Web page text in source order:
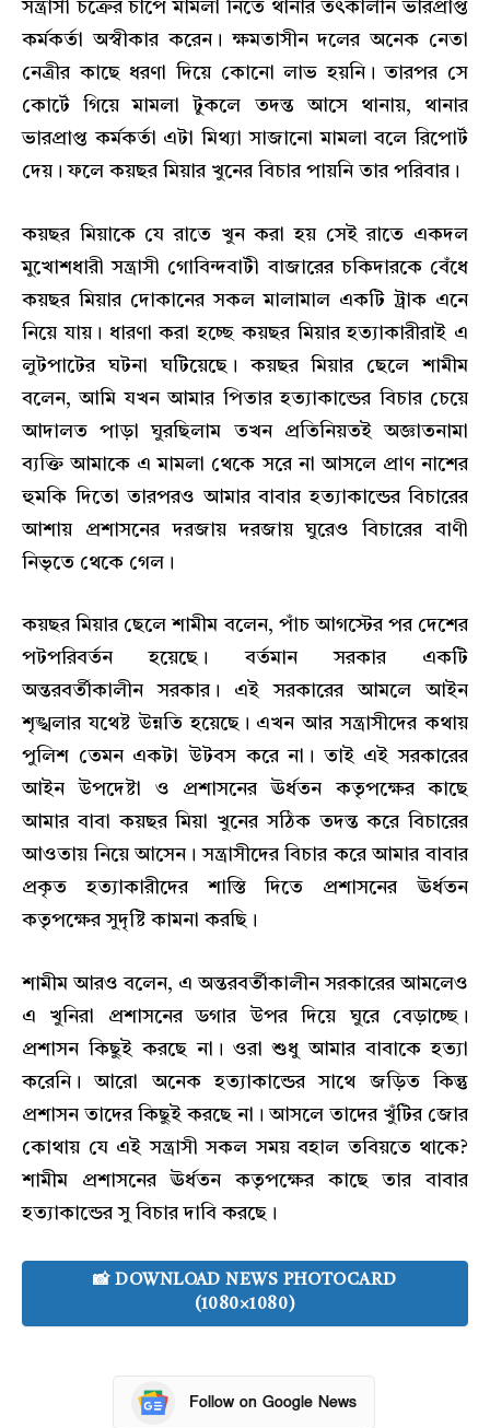
সন্ত্রাসী চক্রের চাপে মামলা নিতে থানার তৎকালীন ভারপ্রাপ্ত
কর্মকর্তা অস্বীকার করেন। ক্ষমতাসীন দলের অনেক নেতা
নেত্রীর কাছে ধরণা দিয়ে কোনো লাভ হয়নি। তারপর সে
কোর্টে গিয়ে মামলা টুকলে তদন্ত আসে থানায়, থানার
ভারপ্রাপ্ত কর্মকর্তা এটা মিথ্যা সাজানো মামলা বলে রিপোর্ট
দেয়। ফলে কয়ছর মিয়ার খুনের বিচার পায়নি তার পরিবার।
কয়ছর মিয়াকে যে রাতে খুন করা হয় সেই রাতে একদল
মুখোশধারী সন্ত্রাসী গোবিন্দবাটী বাজারের চকিদারকে বেঁধে
কয়ছর মিয়ার দোকানের সকল মালামাল একটি ট্রাক এনে
নিয়ে যায়। ধারণা করা হচ্ছে কয়ছর মিয়ার হত্যাকারীরাই এ
লুটপাটের ঘটনা ঘটিয়েছে। কয়ছর মিয়ার ছেলে শামীম
বলেন, আমি যখন আমার পিতার হত্যাকান্ডের বিচার চেয়ে
আদালত পাড়া ঘুরছিলাম তখন প্রতিনিয়তই অজ্ঞাতনামা
ব্যক্তি আমাকে এ মামলা থেকে সরে না আসলে প্রাণ নাশের
হুমকি দিতো তারপরও আমার বাবার হত্যাকান্ডের বিচারের
আশায় প্রশাসনের দরজায় দরজায় ঘুরেও বিচারের বাণী
নিভৃতে থেকে গেল।
কয়ছর মিয়ার ছেলে শামীম বলেন, পাঁচ আগস্টের পর দেশের
পটপরিবর্তন হয়েছে। বর্তমান সরকার একটি
অন্তরবর্তীকালীন সরকার। এই সরকারের আমলে আইন
শৃঙ্খলার যথেষ্ট উন্নতি হয়েছে। এখন আর সন্ত্রাসীদের কথায়
পুলিশ তেমন একটা উটবস করে না। তাই এই সরকারের
আইন উপদেষ্টা ও প্রশাসনের ঊর্ধতন কতৃপক্ষের কাছে
আমার বাবা কয়ছর মিয়া খুনের সঠিক তদন্ত করে বিচারের
আওতায় নিয়ে আসেন। সন্ত্রাসীদের বিচার করে আমার বাবার
প্রকৃত হত্যাকারীদের শাস্তি দিতে প্রশাসনের ঊর্ধতন
কতৃপক্ষের সুদৃষ্টি কামনা করছি।
শামীম আরও বলেন, এ অন্তরবর্তীকালীন সরকারের আমলেও
এ খুনিরা প্রশাসনের ডগার উপর দিয়ে ঘুরে বেড়াচ্ছে।
প্রশাসন কিছুই করছে না। ওরা শুধু আমার বাবাকে হত্যা
করেনি। আরো অনেক হত্যাকান্ডের সাথে জড়িত কিন্তু
প্রশাসন তাদের কিছুই করছে না। আসলে তাদের খুঁটির জোর
কোথায় যে এই সন্ত্রাসী সকল সময় বহাল তবিয়তে থাকে?
শামীম প্রশাসনের ঊর্ধতন কতৃপক্ষের কাছে তার বাবার
হত্যাকান্ডের সু বিচার দাবি করছে।
📸 DOWNLOAD NEWS PHOTOCARD
(1080×1080)
Follow on Google News